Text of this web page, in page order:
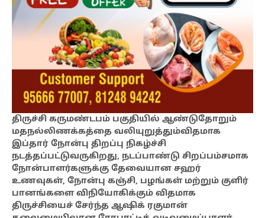
திருச்சி கருமண்டபம் பகுதியில் ஆண்டுதோறும்
மதநல்லிணக்கத்தை வலியுறுத்தும்விதமாக
இப்தார் நோன்பு திறப்பு நிகழ்ச்சி
நடத்தப்பட்டுவருகிறது, நடப்பாண்டு சிறப்பம்சமாக
நோன்பாளர்களுக்கு தேவையான சஹர்
உணவுகள், நோன்பு கஞ்சி, பழங்கள் மற்றும் குளிர்
பானங்களை விநியோகிக்கும் விதமாக
திருச்சியைச் சேர்ந்த ஆஷிக் ரகுமான்